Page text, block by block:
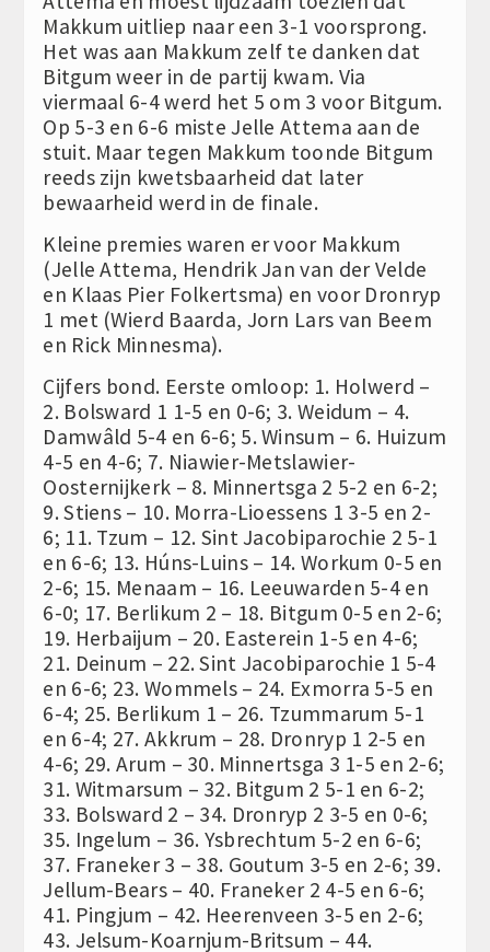
Makkum uitliep naar een 3-1 voorsprong.
Het was aan Makkum zelf te danken dat
Bitgum weer in de partij kwam. Via
viermaal 6-4 werd het 5 om 3 voor Bitgum.
Op 5-3 en 6-6 miste Jelle Attema aan de
stuit. Maar tegen Makkum toonde Bitgum
reeds zijn kwetsbaarheid dat later
bewaarheid werd in de finale.
Kleine premies waren er voor Makkum
(Jelle Attema, Hendrik Jan van der Velde
en Klaas Pier Folkertsma) en voor Dronryp
1 met (Wierd Baarda, Jorn Lars van Beem
en Rick Minnesma).
Cijfers bond. Eerste omloop: 1. Holwerd –
2. Bolsward 1 1-5 en 0-6; 3. Weidum – 4.
Damwâld 5-4 en 6-6; 5. Winsum – 6. Huizum
4-5 en 4-6; 7. Niawier-Metslawier-
Oosternijkerk – 8. Minnertsga 2 5-2 en 6-2;
9. Stiens – 10. Morra-Lioessens 1 3-5 en 2-
6; 11. Tzum – 12. Sint Jacobiparochie 2 5-1
en 6-6; 13. Húns-Luins – 14. Workum 0-5 en
2-6; 15. Menaam – 16. Leeuwarden 5-4 en
6-0; 17. Berlikum 2 – 18. Bitgum 0-5 en 2-6;
19. Herbaijum – 20. Easterein 1-5 en 4-6;
21. Deinum – 22. Sint Jacobiparochie 1 5-4
en 6-6; 23. Wommels – 24. Exmorra 5-5 en
6-4; 25. Berlikum 1 – 26. Tzummarum 5-1
en 6-4; 27. Akkrum – 28. Dronryp 1 2-5 en
4-6; 29. Arum – 30. Minnertsga 3 1-5 en 2-6;
31. Witmarsum – 32. Bitgum 2 5-1 en 6-2;
33. Bolsward 2 – 34. Dronryp 2 3-5 en 0-6;
35. Ingelum – 36. Ysbrechtum 5-2 en 6-6;
37. Franeker 3 – 38. Goutum 3-5 en 2-6; 39.
Jellum-Bears – 40. Franeker 2 4-5 en 6-6;
41. Pingjum – 42. Heerenveen 3-5 en 2-6;
43. Jelsum-Koarnjum-Britsum – 44.